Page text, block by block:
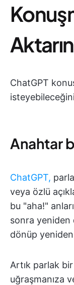
ChatGPT
Anahtar
ChatGPT,
veya özlü
bu "aha!"
sonra yeniden
dönüp
Artık parlak
uğraşmanıza